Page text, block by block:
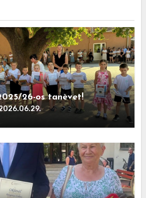
26-os tanèvet!